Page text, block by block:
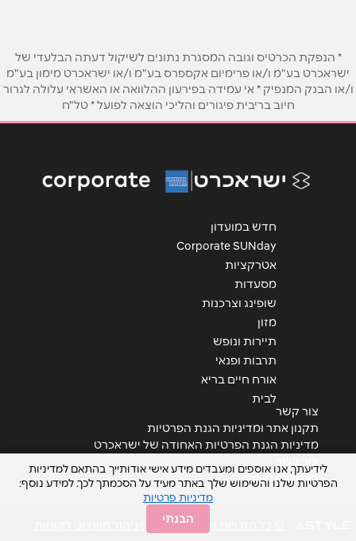
טלפון*
נושא*
הודעה*
* הנפקת הכרטיס וגובה המסגרת נתונים לשיקול דעתה הבלעדי של
ישראכרט בע"מ ו/או פרימיום אקספרס בע"מ ו/או ישראכרט מימון בע"מ
ו/או הבנק המנפיק * אי עמידה בפירעון ההלוואה או האשראי עלולה לגרור
חיוב בריבית פיגורים והליכי הוצאה לפועל * טל"ח
חדש במועדון
Corporate SUNday
אטרקציות
מסעדות
שופינג וצרכנות
מזון
תיירות ונופש
תרבות ופנאי
אורח חיים בריא
לבית
צור קשר
תקנון אתר ומדיניות הגנת הפרטיות
מדיניות הגנת הפרטיות האחודה של ישראכרט
הצהרת נגישות
© כל הזכויות שמורות STYLE ניהול מועדוני לקוחות
לידיעתך, אנו אוספים ומעבדים מידע אישי אודותייך בהתאם למדיניות
הפרטיות שלנו והשימוש שלך באתר מעיד על הסכמתך לכך. למידע נוסף:
מדיניות פרטיות
הבנתי